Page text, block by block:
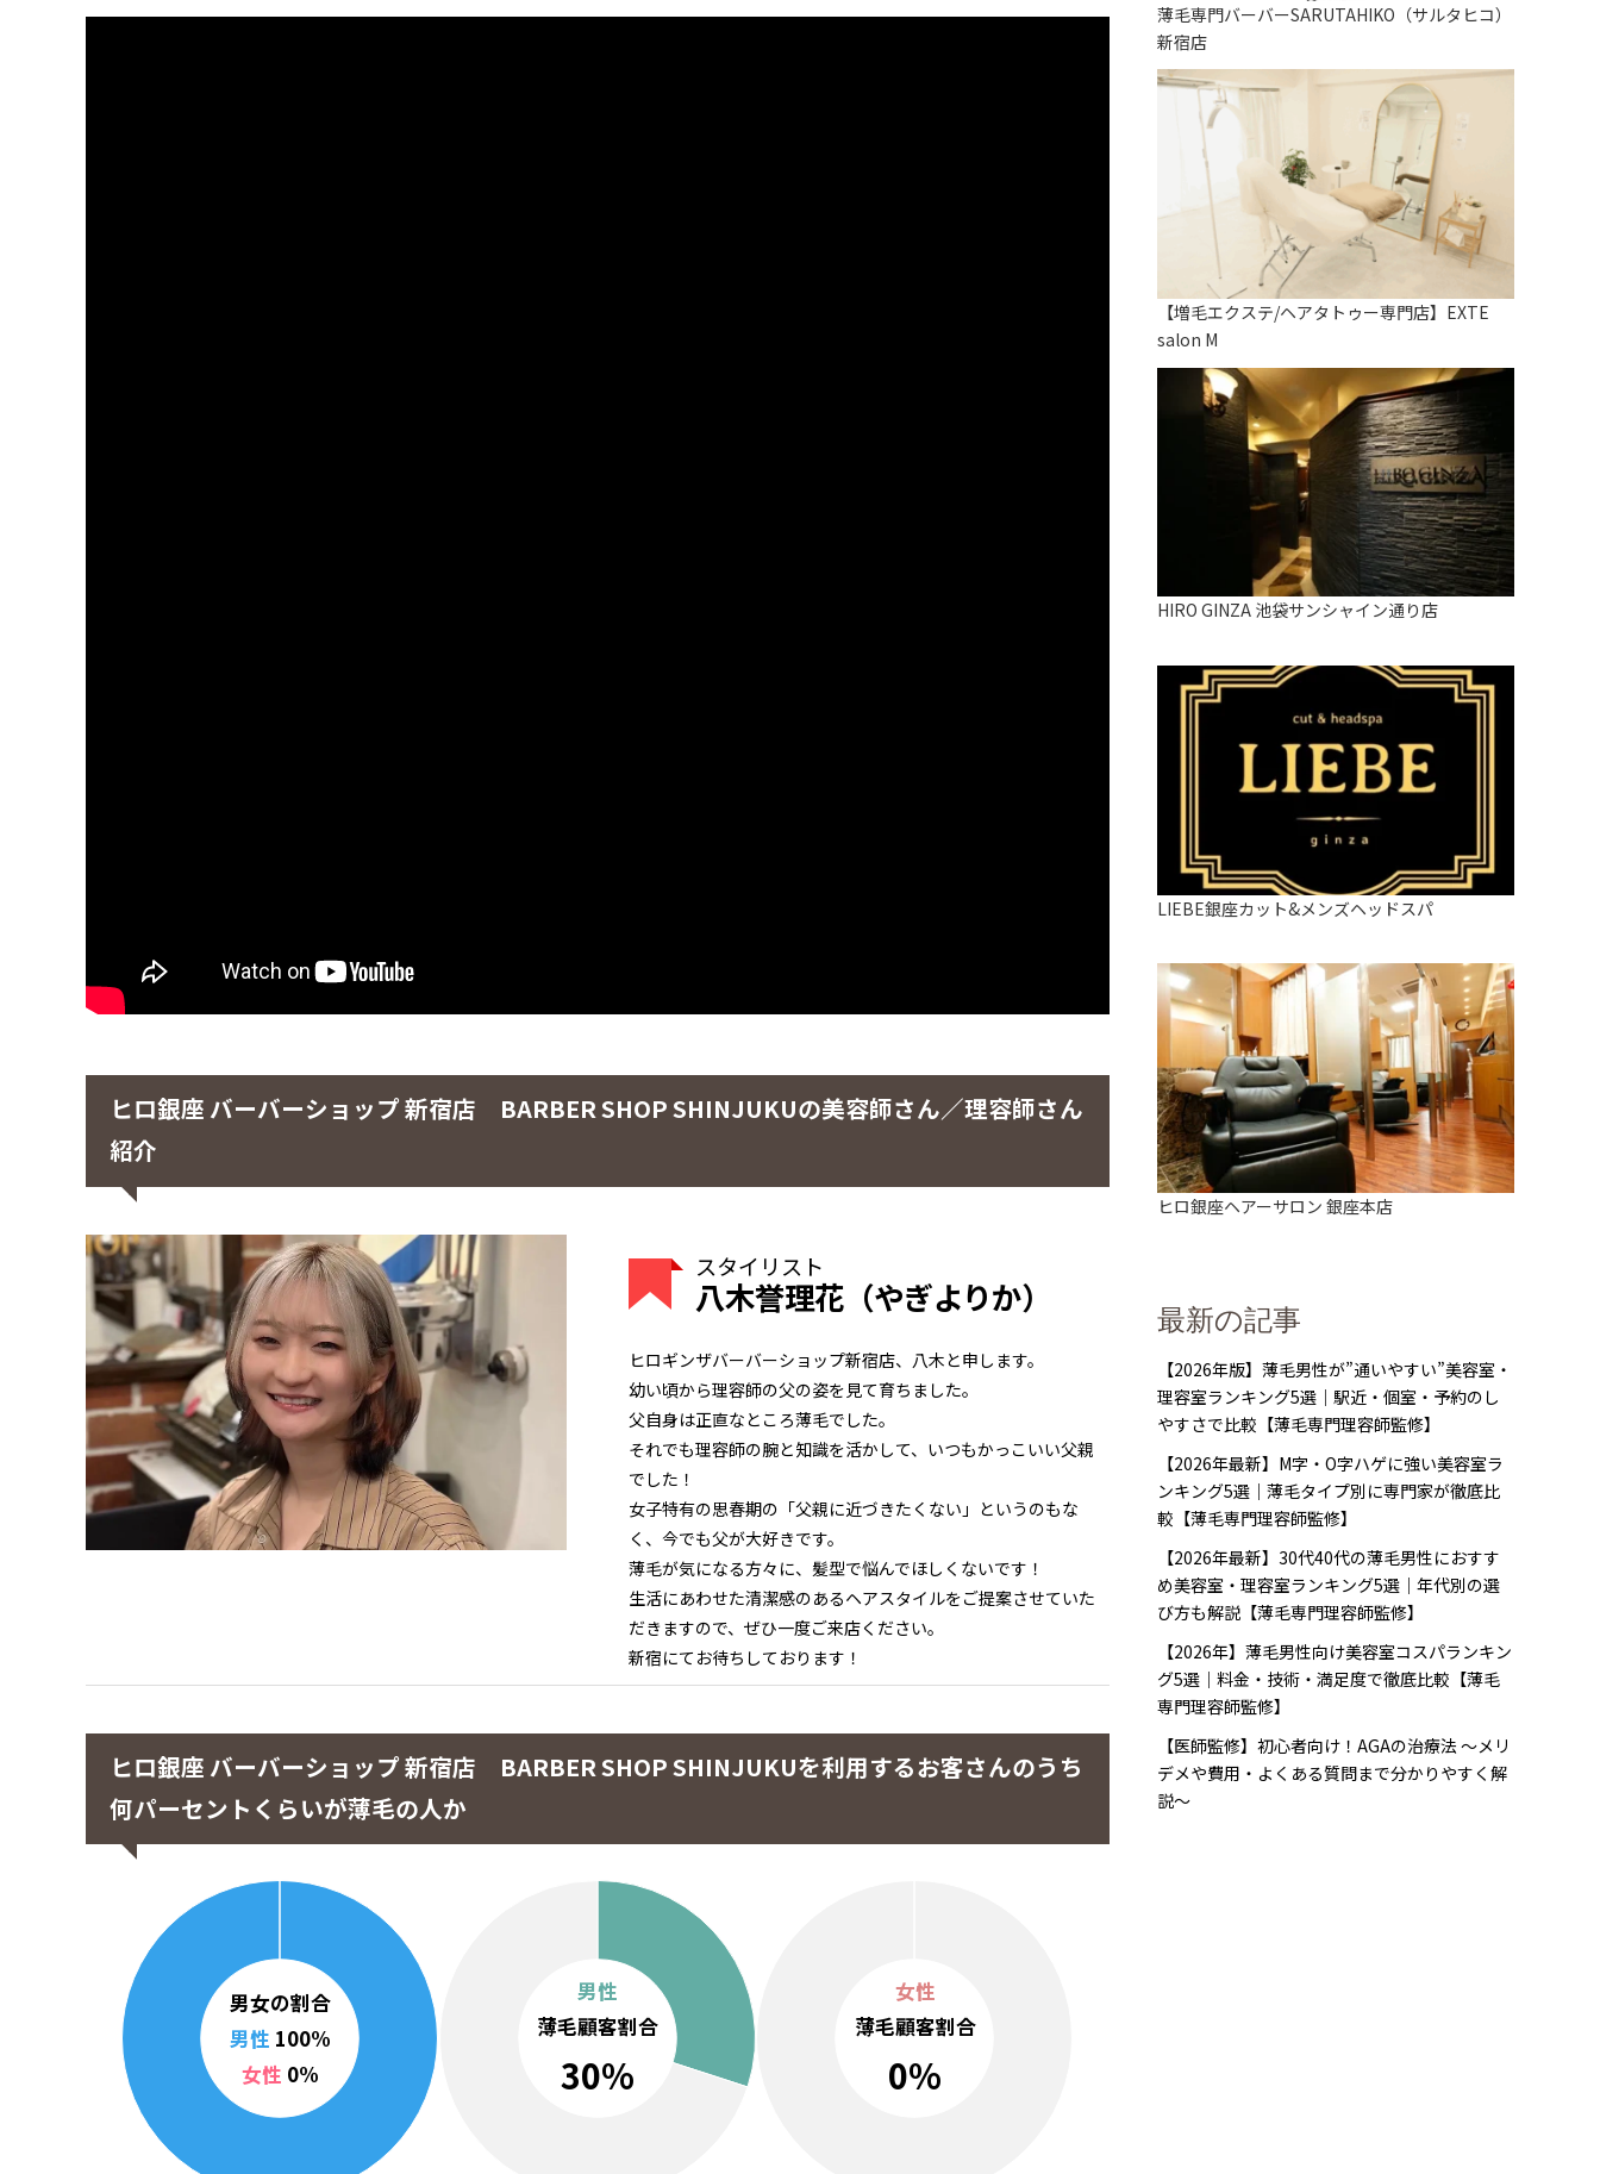
ヒロ銀座 バーバーショップ 新宿店 BARBER SHOP SHINJUKUの美容師さん／理容師さん
紹介
スタイリスト
八木誉理花（やぎよりか）
ヒロギンザバーバーショップ新宿店、八木と申します。
幼い頃から理容師の父の姿を見て育ちました。
父自身は正直なところ薄毛でした。
それでも理容師の腕と知識を活かして、いつもかっこいい父親
でした！
女子特有の思春期の「父親に近づきたくない」というのもな
く、今でも父が大好きです。
薄毛が気になる方々に、髪型で悩んでほしくないです！
生活にあわせた清潔感のあるヘアスタイルをご提案させていた
だきますので、ぜひ一度ご来店ください。
新宿にてお待ちしております！
ヒロ銀座 バーバーショップ 新宿店 BARBER SHOP SHINJUKUを利用するお客さんのうち
何パーセントくらいが薄毛の人か
男女の割合
男性 100%
女性 0%
男性
薄毛顧客割合
30%
女性
薄毛顧客割合
0%
薄毛専門バーバーSARUTAHIKO（サルタヒコ）
新宿店
【増毛エクステ/ヘアタトゥー専門店】EXTE
salon M
HIRO GINZA 池袋サンシャイン通り店
LIEBE銀座カット&メンズヘッドスパ
ヒロ銀座ヘアーサロン 銀座本店
最新の記事
【2026年版】薄毛男性が”通いやすい”美容室・
理容室ランキング5選｜駅近・個室・予約のし
やすさで比較【薄毛専門理容師監修】
【2026年最新】M字・O字ハゲに強い美容室ラ
ンキング5選｜薄毛タイプ別に専門家が徹底比
較【薄毛専門理容師監修】
【2026年最新】30代40代の薄毛男性におすす
め美容室・理容室ランキング5選｜年代別の選
び方も解説【薄毛専門理容師監修】
【2026年】薄毛男性向け美容室コスパランキン
グ5選｜料金・技術・満足度で徹底比較【薄毛
専門理容師監修】
【医師監修】初心者向け！AGAの治療法 〜メリ
デメや費用・よくある質問まで分かりやすく解
説〜